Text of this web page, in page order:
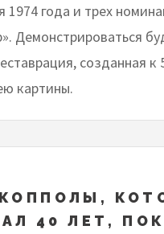
1974 года и трех
Демонстрироваться
созданная к
картины.
40 ЛЕТ,